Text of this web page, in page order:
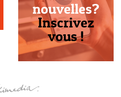
nouvelles?
Inscrivez
vous !